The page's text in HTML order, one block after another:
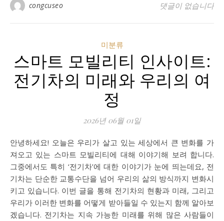
congcuseo 댓글이 없습니다
미분류
스마트 모빌리티 인사이트:
전기차의 미래와 우리의 여
정
2026년 06월 01일
안녕하세요! 오늘은 우리가 살고 있는 세상에서 큰 변화를 가
져오고 있는 스마트 모빌리티에 대해 이야기해 보려 합니다.
그중에서도 특히 ‘전기차’에 대한 이야기가 눈에 띄는데요, 전
기차는 단순한 교통수단을 넘어 우리의 삶의 방식까지 변화시
키고 있습니다. 이번 글을 통해 전기차의 현황과 미래, 그리고
우리가 이러한 변화를 어떻게 받아들일 수 있는지 함께 알아보
겠습니다. 전기차는 지속 가능한 미래를 위해 많은 사람들이